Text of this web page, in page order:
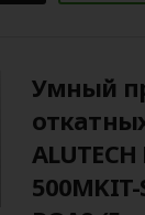
Умный